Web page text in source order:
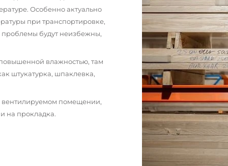
Особенно актуально
при транспортировке,
проблемы будут неизбежны,
влажностью, там
штукатурка, шпаклевка,
вентилируемом помещении,
на прокладка.